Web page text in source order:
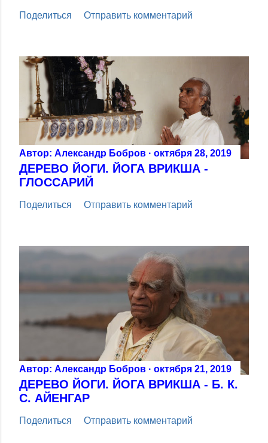
Поделиться Отправить комментарий
Автор: Александр Бобров октября 28, 2019
ДЕРЕВО ЙОГИ. ЙОГА ВРИКША -
ГЛОССАРИЙ
Поделиться Отправить комментарий
Автор: Александр Бобров октября 21, 2019
ДЕРЕВО ЙОГИ. ЙОГА ВРИКША - Б. К.
С. АЙЕНГАР
Поделиться Отправить комментарий